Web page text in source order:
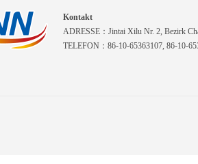
Kontakt
ADRESSE：Jintai Xilu Nr. 2, Bezirk
TELEFON：86-10-65363107, 86-10-